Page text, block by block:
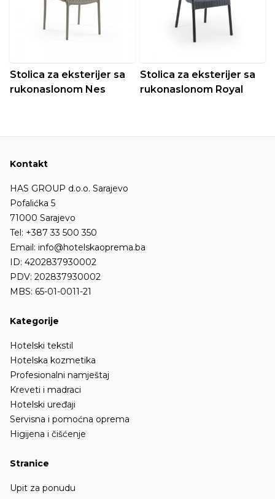
Stolica za eksterijer sa
rukonaslonom Nes
Stolica za eksterijer sa
rukonaslonom Royal
Kontakt
HAS GROUP d.o.o. Sarajevo
Pofalićka 5
71000 Sarajevo
Tel: +387 33 500 350
Email: info@hotelskaoprema.ba
ID: 4202837930002
PDV: 202837930002
MBS: 65-01-0011-21
Kategorije
Hotelski tekstil
Hotelska kozmetika
Profesionalni namještaj
Kreveti i madraci
Hotelski uređaji
Servisna i pomoćna oprema
Higijena i čišćenje
Stranice
Upit za ponudu